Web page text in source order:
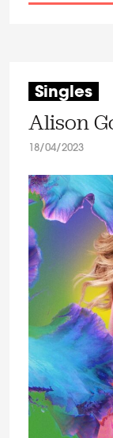
Singles
Alison
18/04/2023